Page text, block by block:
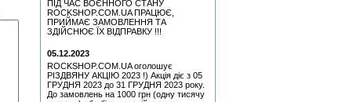
(Green) Колекційний
Медіатор Uriah Heep - Phil
Lanzon (Філ Лансон) (Blue)
Медіатор Uriah Heep - Phil
Lanzon (Філ Лансон) (Blue)
Колекційний
Медіатор Attack Mr.
ПІД ЧАС ВОЄННОГО СТАНУ
ROCKSHOP.COM.UA ПРАЦЮЄ,
ПРИЙМАЄ ЗАМОВЛЕННЯ ТА
ЗДІЙСНЮЄ ЇХ ВІДПРАВКУ !!!
05.12.2023
ROCKSHOP.COM.UA оголошує
РІЗДВЯНУ АКЦІЮ 2023 !) Акція діє з 05
ГРУДНЯ 2023 до 31 ГРУДНЯ 2023 року.
До замовлень на 1000 грн (одну тисячу